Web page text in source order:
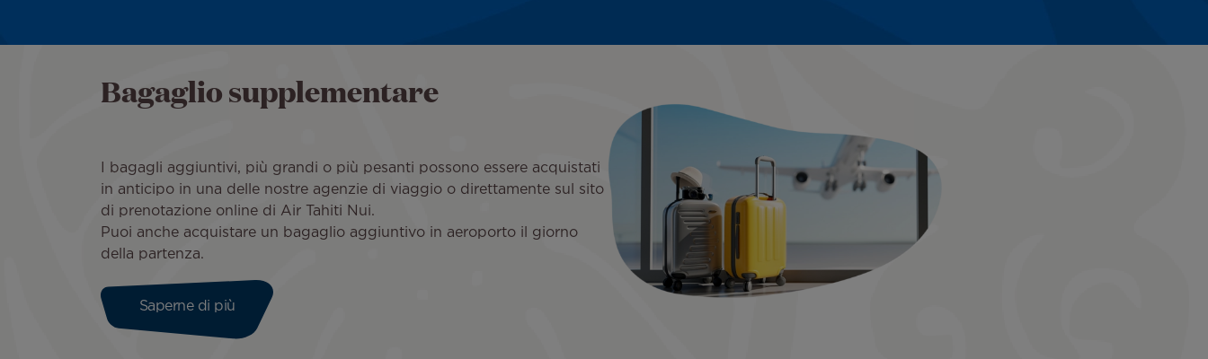
Bagaglio supplementare
I bagagli aggiuntivi, più grandi o più pesanti possono essere acquistati
in anticipo in una delle nostre agenzie di viaggio o direttamente sul sito
di prenotazione online di Air Tahiti Nui.
Puoi anche acquistare un bagaglio aggiuntivo in aeroporto il giorno
della partenza.
Saperne di più